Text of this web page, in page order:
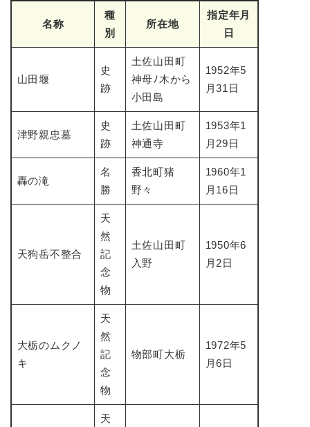
名称
種
別
所在地
指定年月
日
山田堰
史
跡
土佐山田町
神母ﾉ木から
小田島
1952年5
月31日
津野親忠墓
史
跡
土佐山田町
神通寺
1953年1
月29日
轟の滝
名
勝
香北町猪
野々
1960年1
月16日
天狗岳不整合
天
然
記
念
物
土佐山田町
入野
1950年6
月2日
大栃のムクノ
キ
天
然
記
念
物
物部町大栃
1972年5
月6日
天